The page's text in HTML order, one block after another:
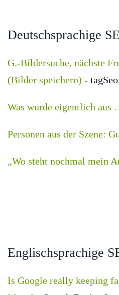
Deutschsprachige
G.-Bildersuche, nächste
(Bilder speichern) -
Was wurde eigentlich aus
Personen aus der Szene:
„Wo steht nochmal mein
Englischsprachige
Is Google really keeping